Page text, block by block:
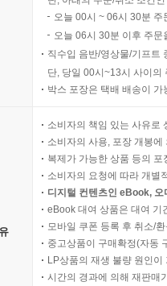
오늘 00시 ~ 06시 30분
오늘 06시 30분 이후 주
직수입 음반/영상물/기프트
단, 당일 00시~13시 사이의
박스 포장은 택배 배송이
소비자의 책임 있는 사유로
소비자의 사용, 포장 개봉
복제가 가능한 상품 등의
소비자의 요청에 따라 개별
디지털 컨텐츠인 eBook,
eBook 대여 상품은 대여 기
모바일 쿠폰 등록 후 취소/
중고상품이 구매확정(자동
LP상품의 재생 불량 원인
시간의 경과에 의해 재판매